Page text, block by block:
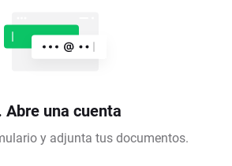
Abre una cuenta
y adjunta tus documentos.